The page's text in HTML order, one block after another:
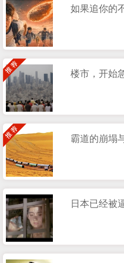
如果追你的
楼市，开始
霸道的崩塌
日本已经被